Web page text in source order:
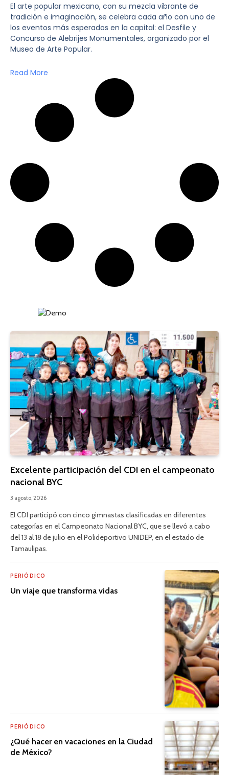
El arte popular mexicano, con su mezcla vibrante de
tradición e imaginación, se celebra cada año con uno de
los eventos más esperados en la capital: el Desfile y
Concurso de Alebrijes Monumentales, organizado por el
Museo de Arte Popular.
Read More
Excelente participación del CDI en el campeonato
nacional BYC
3 agosto, 2026
El CDI participó con cinco gimnastas clasificadas en diferentes
categorías en el Campeonato Nacional BYC, que se llevó a cabo
del 13 al 18 de julio en el Polideportivo UNIDEP, en el estado de
Tamaulipas.
PERIÓDICO
Un viaje que transforma vidas
PERIÓDICO
¿Qué hacer en vacaciones en la Ciudad
de México?